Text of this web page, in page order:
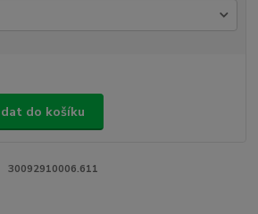
do košíku
30092910006.611